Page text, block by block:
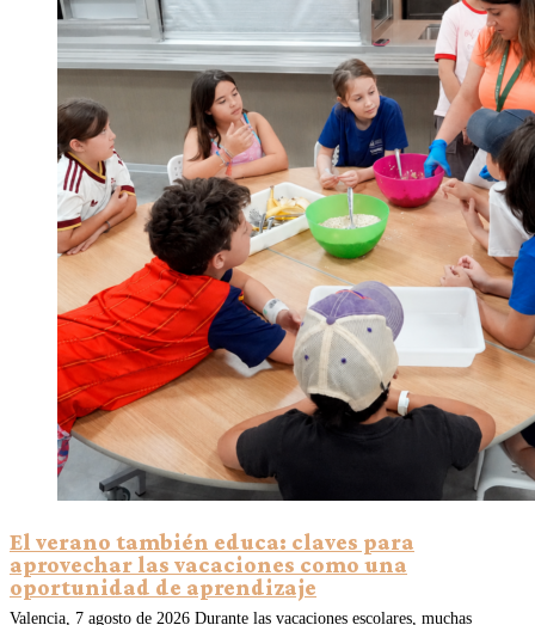
El verano también educa: claves para
aprovechar las vacaciones como una
oportunidad de aprendizaje
Valencia, 7 agosto de 2026 Durante las vacaciones escolares, muchas